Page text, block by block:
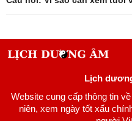
Lịch
Website cung cấp thông tin
niên, xem ngày tốt xấu